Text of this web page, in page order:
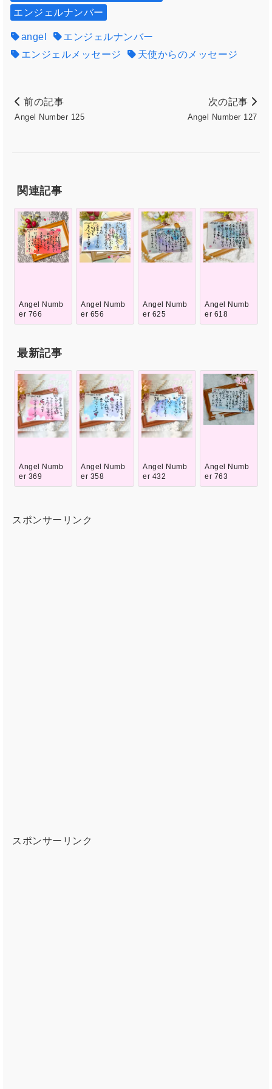
エンジェルナンバー
angel
エンジェルナンバー
エンジェルメッセージ
天使からのメッセージ
前の記事
Angel Number 125
次の記事
Angel Number 127
関連記事
Angel Numb
er 766
Angel Numb
er 656
Angel Numb
er 625
Angel Numb
er 618
最新記事
Angel Numb
er 369
Angel Numb
er 358
Angel Numb
er 432
Angel Numb
er 763
スポンサーリンク
スポンサーリンク